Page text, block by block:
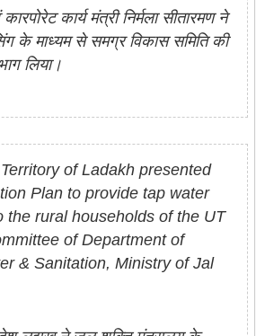
कार्य मंत्री निर्मला सीतारमण ने
के माध्यम से समग्र विकास समिति की
लिया।
of Ladakh presented
Plan to provide tap water
the rural households of the UT
of Department of
& Sanitation, Ministry of Jal